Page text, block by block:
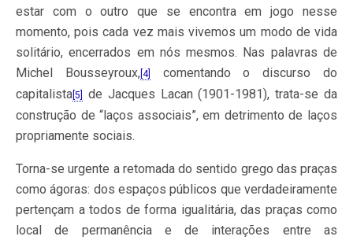
estar com o outro que se encontra em jogo nesse
momento, pois cada vez mais vivemos um modo de vida
solitário, encerrados em nós mesmos. Nas palavras de
Michel Bousseyroux,[4]
comentando o discurso do
capitalista [5]
de Jacques Lacan (1901-1981), trata-se da
construção de “laços associais”, em detrimento de laços
propriamente sociais.
Torna-se urgente a retomada do sentido grego das praças
como ágoras: dos espaços públicos que verdadeiramente
pertençam a todos de forma igualitária, das praças como
local de permanência e de interações entre as